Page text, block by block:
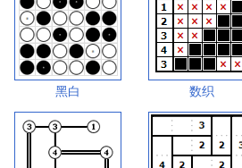
黑白 数织